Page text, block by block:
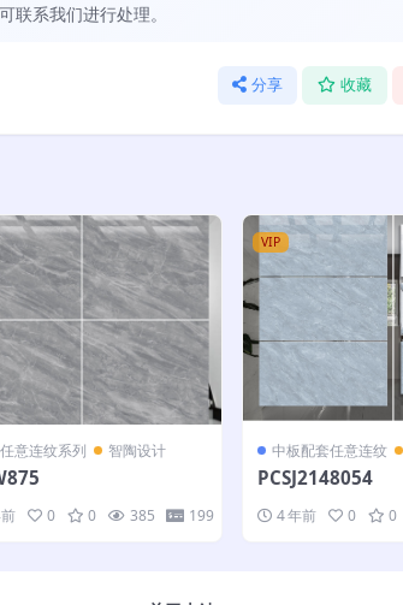
系我们进行处理。
分享 收藏
意连纹系列 智陶设计
0 0 385 199
VIP
中板配套任意连纹
PCSJ2148054
4 年前 0 0